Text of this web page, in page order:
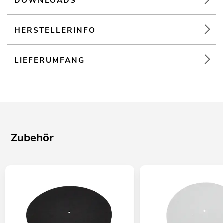
HERSTELLERINFO
LIEFERUMFANG
Zubehör